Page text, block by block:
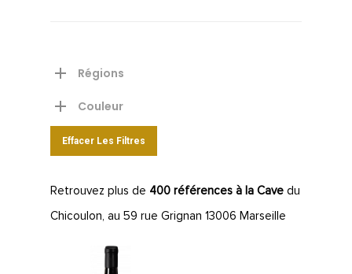
Régions
Couleur
Effacer Les Filtres
Retrouvez plus de 400 références à la Cave du
Chicoulon, au 59 rue Grignan 13006 Marseille